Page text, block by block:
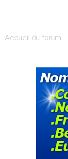
Accueil du forum